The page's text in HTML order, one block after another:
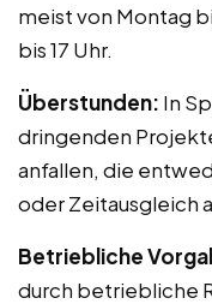
meist von Montag
bis 17 Uhr.
Überstunden: In
dringenden
anfallen, die
oder Zeitausgleich
Betriebliche
durch betriebliche